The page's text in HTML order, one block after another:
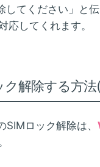
してください」と伝
応してくれます。
ク解除する方法
ロック解除は、
。